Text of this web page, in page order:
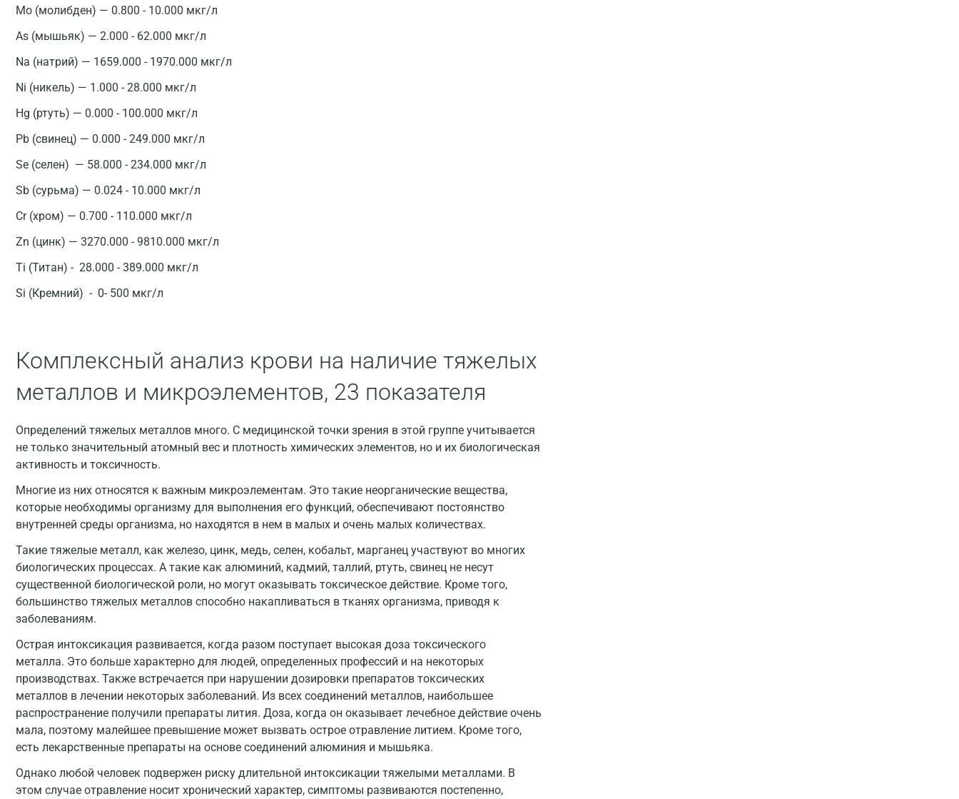
Мо (молибден) — 0.800 - 10.000 мкг/л
As (мышьяк) — 2.000 - 62.000 мкг/л
Na (натрий) — 1659.000 - 1970.000 мкг/л
Ni (никель) — 1.000 - 28.000 мкг/л
Hg (ртуть) — 0.000 - 100.000 мкг/л
Pb (свинец) — 0.000 - 249.000 мкг/л
Se (селен) — 58.000 - 234.000 мкг/л
Sb (сурьма) — 0.024 - 10.000 мкг/л
Cr (хром) — 0.700 - 110.000 мкг/л
Zn (цинк) — 3270.000 - 9810.000 мкг/л
Ti (Титан) - 28.000 - 389.000 мкг/л
Si (Кремний) - 0- 500 мкг/л
Комплексный анализ крови на наличие тяжелых
металлов и микроэлементов, 23 показателя
Определений тяжелых металлов много. С медицинской точки зрения в этой группе учитывается
не только значительный атомный вес и плотность химических элементов, но и их биологическая
активность и токсичность.
Многие из них относятся к важным микроэлементам. Это такие неорганические вещества,
которые необходимы организму для выполнения его функций, обеспечивают постоянство
внутренней среды организма, но находятся в нем в малых и очень малых количествах.
Такие тяжелые металл, как железо, цинк, медь, селен, кобальт, марганец участвуют во многих
биологических процессах. А такие как алюминий, кадмий, таллий, ртуть, свинец не несут
существенной биологической роли, но могут оказывать токсическое действие. Кроме того,
большинство тяжелых металлов способно накапливаться в тканях организма, приводя к
заболеваниям.
Острая интоксикация развивается, когда разом поступает высокая доза токсического
металла. Это больше характерно для людей, определенных профессий и на некоторых
производствах. Также встречается при нарушении дозировки препаратов токсических
металлов в лечении некоторых заболеваний. Из всех соединений металлов, наибольшее
распространение получили препараты лития. Доза, когда он оказывает лечебное действие очень
мала, поэтому малейшее превышение может вызвать острое отравление литием. Кроме того,
есть лекарственные препараты на основе соединений алюминия и мышьяка.
Однако любой человек подвержен риску длительной интоксикации тяжелыми металлами. В
этом случае отравление носит хронический характер, симптомы развиваются постепенно,
Дмитров
Долгопрудный
Домодедово
Екатеринбург
Звенигород
Иваново
Ивантеевка
Истра
Йошкар-Ола
Калининград
Калуга
Ковров